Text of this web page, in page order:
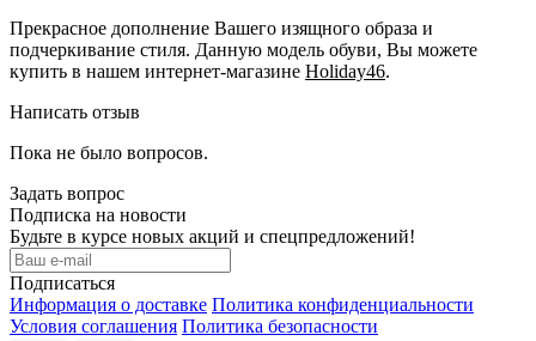
Прекрасное дополнение Вашего изящного образа и
подчеркивание стиля. Данную модель обуви, Вы можете
купить в нашем интернет-магазине Holiday46.
Написать отзыв
Пока не было вопросов.
Задать вопрос
Подписка на новости
Будьте в курсе новых акций и спецпредложений!
Подписаться
Информация о доставке Политика конфиденциальности
Условия соглашения Политика безопасности